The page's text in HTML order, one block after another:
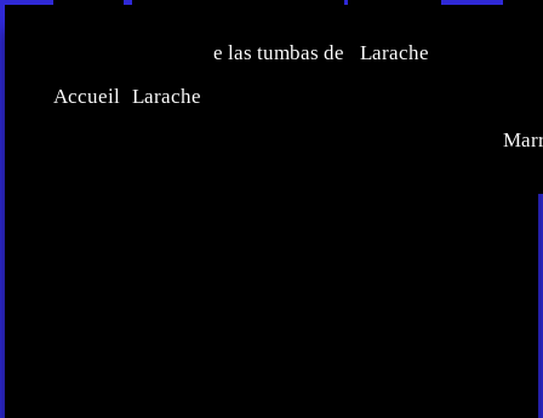
Accueil
Censo de las tumbas de
Larache
Larache